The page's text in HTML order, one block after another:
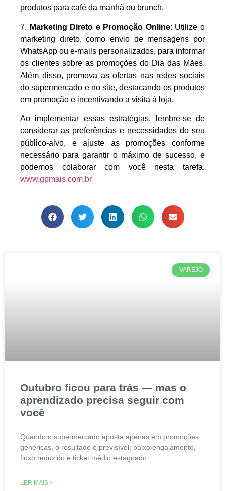
produtos para café da manhã ou brunch.
7. Marketing Direto e Promoção Online: Utilize o
marketing direto, como envio de mensagens por
WhatsApp ou e-mails personalizados, para informar
os clientes sobre as promoções do Dia das Mães.
Além disso, promova as ofertas nas redes sociais
do supermercado e no site, destacando os produtos
em promoção e incentivando a visita à loja.
Ao implementar essas estratégias, lembre-se de
considerar as preferências e necessidades do seu
público-alvo, e ajuste as promoções conforme
necessário para garantir o máximo de sucesso, e
podemos colaborar com você nesta tarefa.
www.gpmais.com.br
VAREJO
Outubro ficou para trás — mas o
aprendizado precisa seguir com
você
Quando o supermercado aposta apenas em promoções
genéricas, o resultado é previsível: baixo engajamento,
fluxo reduzido e ticket médio estagnado.​
LER MAIS >